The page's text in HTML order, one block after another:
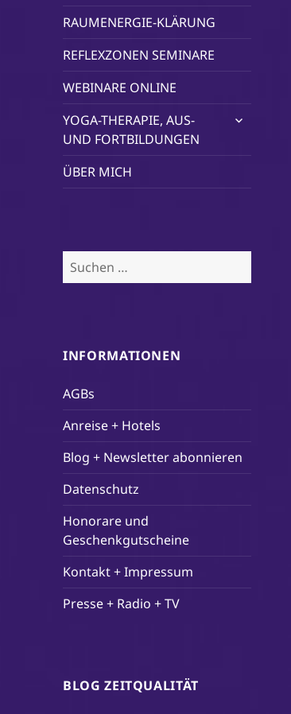
RAUMENERGIE-KLÄRUNG
REFLEXZONEN SEMINARE
WEBINARE ONLINE
YOGA-THERAPIE, AUS-
UND FORTBILDUNGEN
untermenü
ÜBER MICH
Suchen
nach:
INFORMATIONEN
AGBs
Anreise + Hotels
Blog + Newsletter abonnieren
Datenschutz
Honorare und
Geschenkgutscheine
Kontakt + Impressum
Presse + Radio + TV
BLOG ZEITQUALITÄT